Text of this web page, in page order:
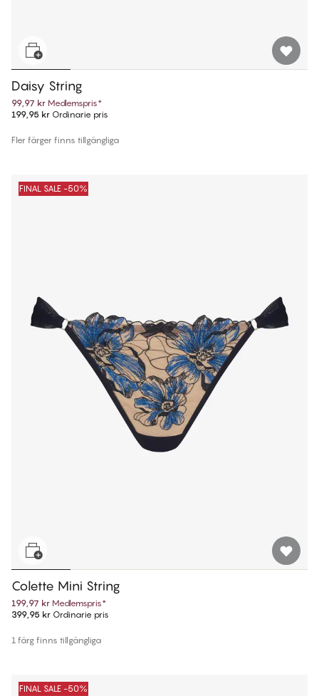
Daisy String
99,97 kr Medlemspris*
199,95 kr Ordinarie pris
Fler färger finns tillgängliga
FINAL SALE -50%
Colette Mini String
199,97 kr Medlemspris*
399,95 kr Ordinarie pris
1 färg finns tillgängliga
FINAL SALE -50%